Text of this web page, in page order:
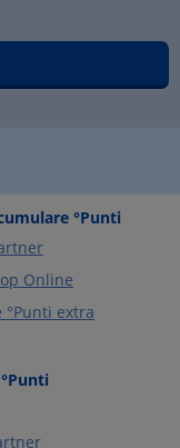
°Punti
Online
°Punti extra